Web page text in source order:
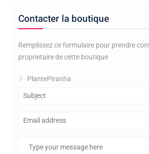
Contacter la boutique
Remplissez ce formulaire pour prendre
proprietaire de cette boutique
PlantePiranha